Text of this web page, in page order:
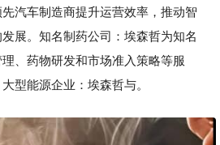
汽车制造商提升运营效率，推动智
展。知名制药公司：埃森哲为知名
、药物研发和市场准入策略等服
型能源企业：埃森哲与。